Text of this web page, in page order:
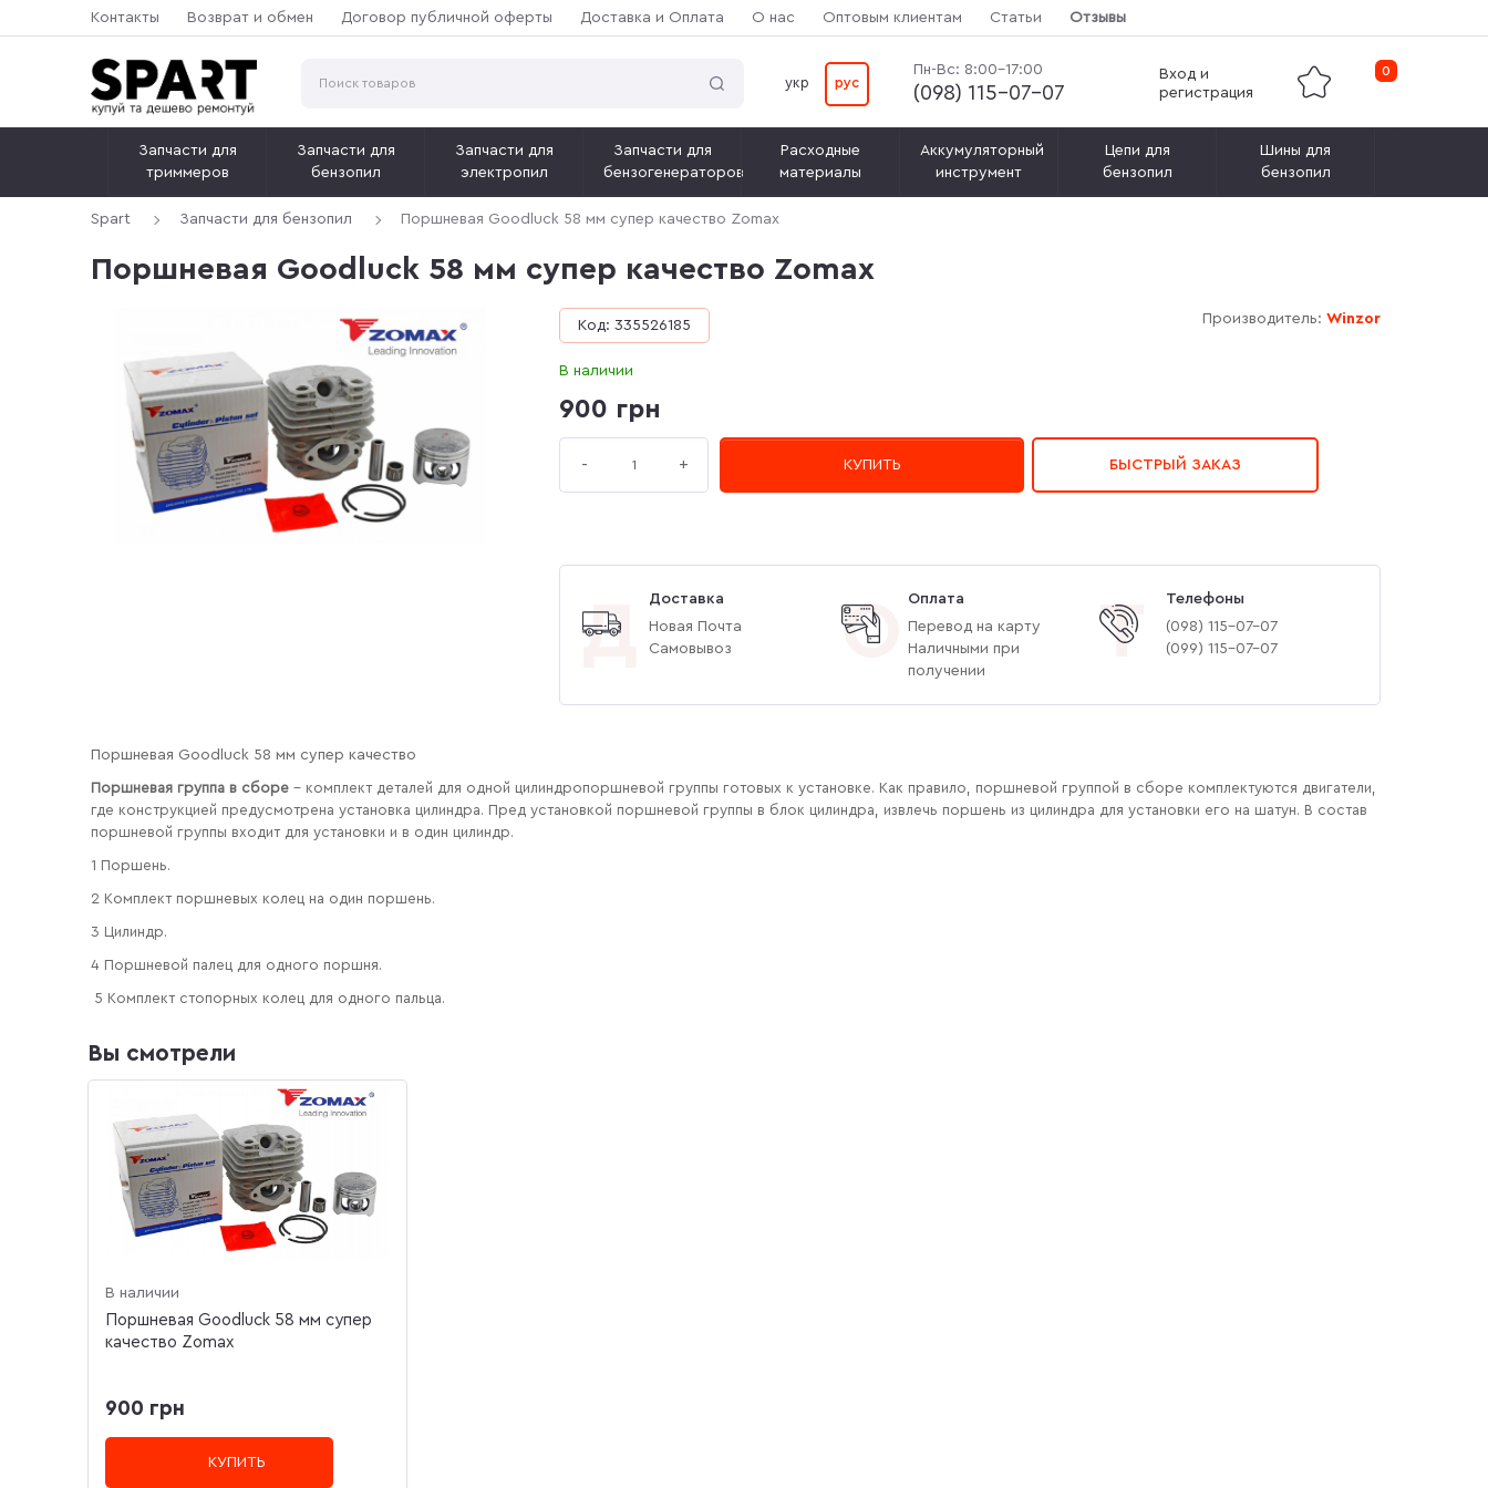
Контакты Возврат и обмен Договор публичной оферты Доставка и Оплата О нас Оптовым клиентам Статьи Отзывы
0
Вход и
регистрация
Пн-Вс: 8:00-17:00
(‎098) 115-07-07
укр рус
Запчасти для
триммеров
Запчасти для
бензопил
Запчасти для
электропил
Запчасти для
бензогенераторов
Расходные
материалы
Аккумуляторный
инструмент
Цепи для
бензопил
Шины для
бензопил
Spart Запчасти для бензопил Поршневая Goodluck 58 мм супер качество Zomax
Поршневая Goodluck 58 мм супер качество Zomax
Производитель: Winzor
Код: 335526185
В наличии
900 грн
- + КУПИТЬ БЫСТРЫЙ ЗАКАЗ
Д
Доставка
Новая Почта
Самовывоз
О
Оплата
Перевод на карту
Наличными при
получении
Т
Телефоны
(‎098) 115-07-07
(‎099) 115-07-07
Поршневая Goodluck 58 мм супер качество
Поршневая группа в сборе – комплект деталей для одной цилиндропоршневой группы готовых к установке. Как правило, поршневой группой в сборе комплектуются двигатели,
где конструкцией предусмотрена установка цилиндра. Пред установкой поршневой группы в блок цилиндра, извлечь поршень из цилиндра для установки его на шатун. В состав
поршневой группы входит для установки и в один цилиндр.
1 Поршень.
2 Комплект поршневых колец на один поршень.
3 Цилиндр.
4 Поршневой палец для одного поршня.
5 Комплект стопорных колец для одного пальца.
Вы смотрели
В наличии
Поршневая Goodluck 58 мм супер
качество Zomax
900 грн
КУПИТЬ